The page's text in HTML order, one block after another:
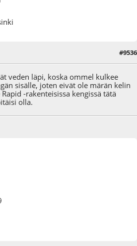
#9536
veden läpi, koska ommel kulkee
sisälle, joten eivät ole märän kelin
-rakenteisissa kengissä tätä
olla.